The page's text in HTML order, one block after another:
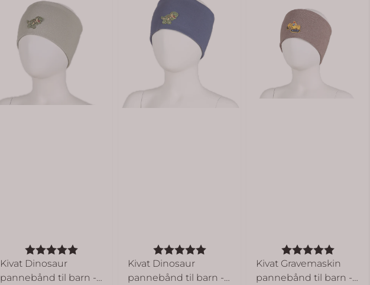
Karakter:
5.0 av 5 mulige
Kivat Dinosaur
pannebånd til barn -
Karakter:
5.0 av 5 mulige
Kivat Dinosaur
pannebånd til barn -
Karakter:
5.0 av
Kivat Gravemaskin
pannebånd til barn -